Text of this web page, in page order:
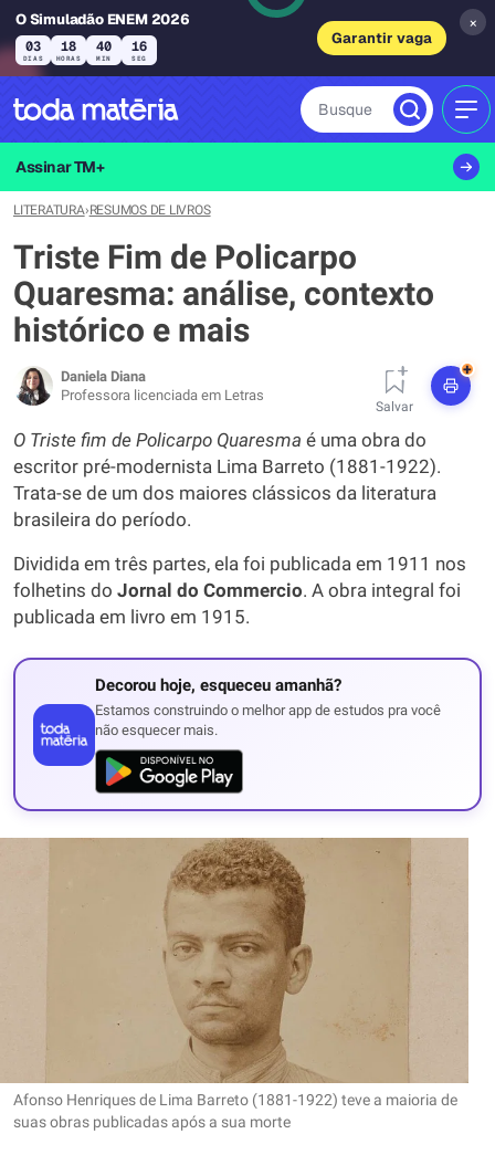
O Simuladão ENEM 2026
03
DIAS
18
HORAS
40
MIN
15
SEG
Garantir vaga
×
Busque
Assinar TM+
LITERATURA›RESUMOS DE LIVROS
Triste Fim de Policarpo
Quaresma: análise, contexto
histórico e mais
Daniela Diana
Professora licenciada em Letras
Salvar
+
O Triste fim de Policarpo Quaresma é uma obra do
escritor pré-modernista Lima Barreto (1881-1922).
Trata-se de um dos maiores clássicos da literatura
brasileira do período.
Dividida em três partes, ela foi publicada em 1911 nos
folhetins do Jornal do Commercio. A obra integral foi
publicada em livro em 1915.
Decorou hoje, esqueceu amanhã?
Estamos construindo o melhor app de estudos pra você
não esquecer mais.
Afonso Henriques de Lima Barreto (1881-1922) teve a maioria de
suas obras publicadas após a sua morte